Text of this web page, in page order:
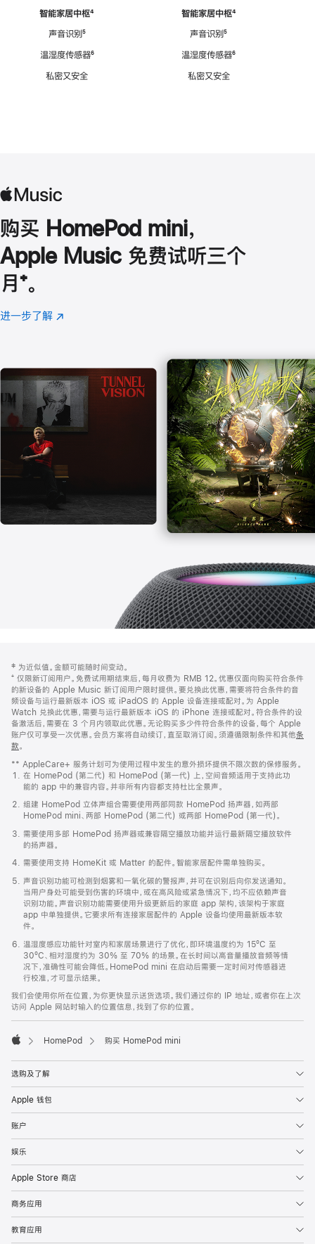
智能家居中枢脚
⁴
声音识别脚
⁵
温湿度传感器脚
⁶
私密又安全
智能家居中枢脚
⁴
声音识别脚
⁵
温湿度传感器脚
⁶
私密又安全
购买 HomePod mini，
Apple Music 免费试听三个
月 脚
注
⁺。
进一步了解 Apple
(在
口
中
打
开)
页
页
脚
注
‡ 为近似值。金额可能随时间变动。
⁺ 仅限新订阅用户。免费试用期结束后，每月收费为 RMB 12。优惠仅面向购买符合条件
的新设备的 Apple Music 新订阅用户限时提供。要兑换此优惠，需要将符合条件的音
频设备与运行最新版本 iOS 或 iPadOS 的 Apple 设备连接或配对。为 Apple
Watch 兑换此优惠，需要与运行最新版本 iOS 的 iPhone 连接或配对。符合条件的设
备激活后，需要在 3 个月内领取此优惠。无论购买多少件符合条件的设备，每个 Apple
账户仅可享受一次优惠。会员方案将自动续订，直至取消订阅。须遵循限制条件和其他条
款。
窗
口
中
打
开)
** AppleCare+ 服务计划可为使用过程中发生的意外损坏提供不限次数的保修服务。
在 HomePod (第二代) 和 HomePod (第一代) 上，空间音频适用于支持此功
能的 app 中的兼容内容。并非所有内容都支持杜比全景声。
组建 HomePod 立体声组合需要使用两部同款 HomePod 扬声器，如两部
HomePod mini、两部 HomePod (第二代) 或两部 HomePod (第一代)。
需要使用多部 HomePod 扬声器或兼容隔空播放功能并运行最新隔空播放软件
的扬声器。
需要使用支持 HomeKit 或 Matter 的配件。智能家居配件需单独购买。
声音识别功能可检测到烟雾和一氧化碳的警报声，并可在识别后向你发送通知。
当用户身处可能受到伤害的环境中，或在高风险或紧急情况下，均不应依赖声音
识别功能。声音识别功能需要使用升级更新后的家庭 app 架构，该架构于家庭
app 中单独提供。它要求所有连接家居配件的 Apple 设备均使用最新版本软
件。
温湿度感应功能针对室内和家居场景进行了优化，即环境温度约为 15ºC 至
30ºC、相对湿度约为 30% 至 70% 的场景。在长时间以高音量播放音频等情
况下，准确性可能会降低。HomePod mini 在启动后需要一定时间对传感器进
行校准，才可显示结果。
我们会使用你所在位置，为你更快显示送货选项。我们通过你的 IP 地址，或者你在上次
访问 Apple 网站时输入的位置信息，找到了你的位置。
HomePod 购买 HomePod mini
选购及了解
Apple 钱包
账户
娱乐
Apple Store 商店
商务应用
教育应用